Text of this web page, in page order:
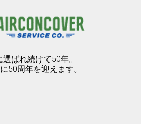
選ばれ続けて50年。
50周年を迎えます。